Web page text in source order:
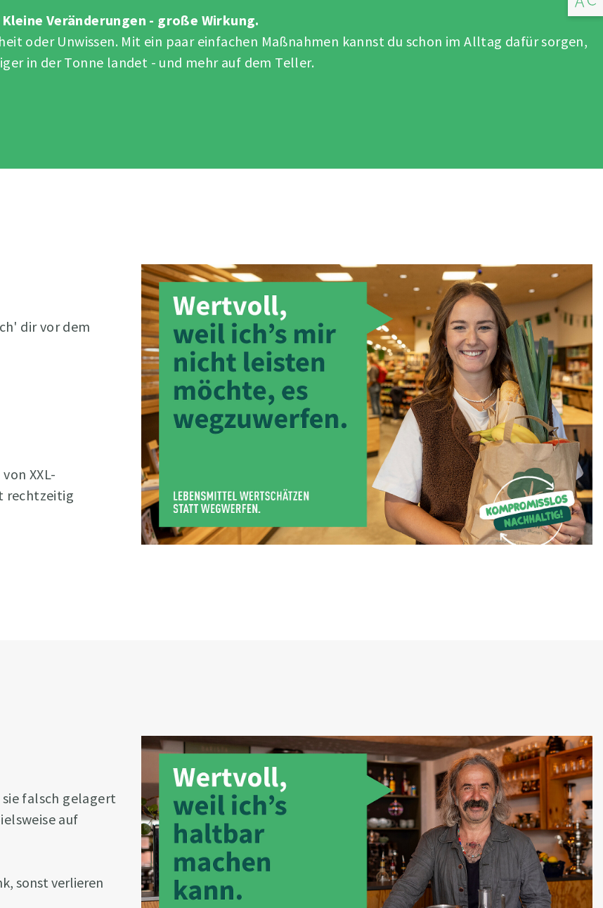
Kleine Veränderungen - große Wirkung.
oder Unwissen. Mit ein paar einfachen Maßnahmen kannst du schon im Alltag dafür sorgen,
in der Tonne landet - und mehr auf dem Teller.
dir vor dem
XXL-
rechtzeitig
falsch gelagert
auf
sonst verlieren